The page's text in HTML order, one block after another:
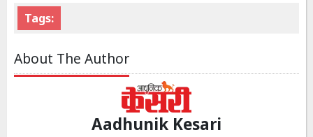
Tags:
About The Author
Aadhunik Kesari